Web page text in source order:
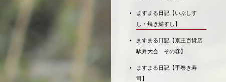
ますまる日記【いぶしす
し・焼き鯖すし】
ますまる日記【京王百貨店
駅弁大会 その③】
ますまる日記【手巻き寿
司】